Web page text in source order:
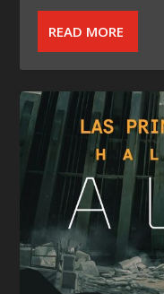
READ MORE